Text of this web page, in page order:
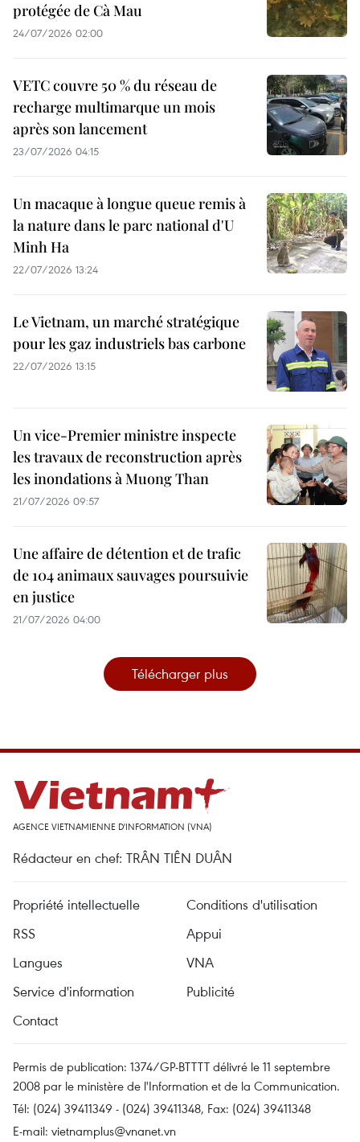
protégée de Cà Mau
24/07/2026 02:00
VETC couvre 50 % du réseau de
recharge multimarque un mois
après son lancement
23/07/2026 04:15
Un macaque à longue queue remis à
la nature dans le parc national d'U
Minh Ha
22/07/2026 13:24
Le Vietnam, un marché stratégique
pour les gaz industriels bas carbone
22/07/2026 13:15
Un vice-Premier ministre inspecte
les travaux de reconstruction après
les inondations à Muong Than
21/07/2026 09:57
Une affaire de détention et de trafic
de 104 animaux sauvages poursuivie
en justice
21/07/2026 04:00
Télécharger plus
AGENCE VIETNAMIENNE D'INFORMATION (VNA)
Rédacteur en chef: TRÂN TIÊN DUÂN
Propriété intellectuelle
Conditions d'utilisation
RSS
Appui
Langues
VNA
Service d'information
Publicité
Contact
Permis de publication: 1374/GP-BTTTT délivré le 11 septembre
2008 par le ministère de l'Information et de la Communication.
Tél: (024) 39411349 - (024) 39411348, Fax: (024) 39411348
E-mail: vietnamplus@vnanet.vn